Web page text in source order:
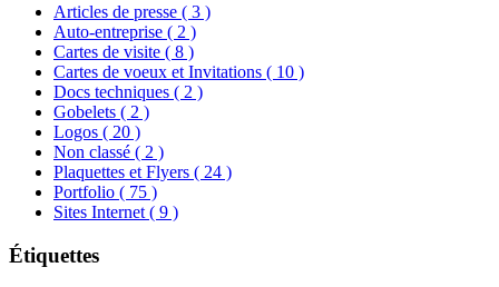
Articles de presse ( 3 )
Auto-entreprise ( 2 )
Cartes de visite ( 8 )
Cartes de voeux et Invitations ( 10 )
Docs techniques ( 2 )
Gobelets ( 2 )
Logos ( 20 )
Non classé ( 2 )
Plaquettes et Flyers ( 24 )
Portfolio ( 75 )
Sites Internet ( 9 )
Étiquettes